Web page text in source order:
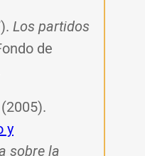
Los partidos
de
y
sobre la